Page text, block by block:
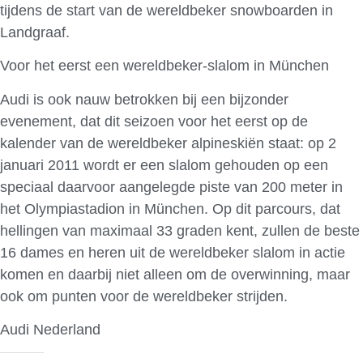
tijdens de start van de wereldbeker snowboarden in
Landgraaf.
Voor het eerst een wereldbeker-slalom in München
Audi is ook nauw betrokken bij een bijzonder
evenement, dat dit seizoen voor het eerst op de
kalender van de wereldbeker alpineskiën staat: op 2
januari 2011 wordt er een slalom gehouden op een
speciaal daarvoor aangelegde piste van 200 meter in
het Olympiastadion in München. Op dit parcours, dat
hellingen van maximaal 33 graden kent, zullen de beste
16 dames en heren uit de wereldbeker slalom in actie
komen en daarbij niet alleen om de overwinning, maar
ook om punten voor de wereldbeker strijden.
Audi Nederland